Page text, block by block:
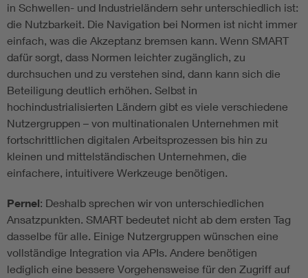
in Schwellen- und Industrieländern sehr unterschiedlich ist:
die Nutzbarkeit. Die Navigation bei Normen ist nicht immer
einfach, was die Akzeptanz bremsen kann. Wenn SMART
dafür sorgt, dass Normen leichter zugänglich, zu
durchsuchen und zu verstehen sind, dann kann sich die
Beteiligung deutlich erhöhen. Selbst in
hochindustrialisierten Ländern gibt es viele verschiedene
Nutzergruppen – von multinationalen Unternehmen mit
fortschrittlichen digitalen Arbeitsprozessen bis hin zu
kleinen und mittelständischen Unternehmen, die
einfachere, intuitivere Werkzeuge benötigen.
Pernel: Deshalb sprechen wir von unterschiedlichen
Ansatzpunkten. SMART bedeutet nicht ab dem ersten Tag
dasselbe für alle. Einige Nutzergruppen wünschen eine
vollständige Integration via APIs. Andere benötigen
lediglich eine bessere Vorgehensweise für den Zugriff auf